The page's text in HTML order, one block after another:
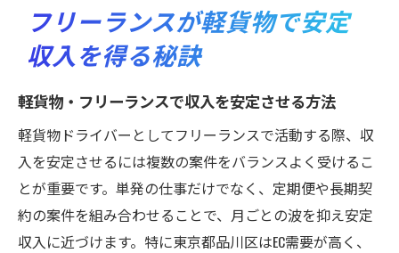
フリーランスが軽貨物で安定
収入を得る秘訣
軽貨物・フリーランスで収入を安定させる方法
軽貨物ドライバーとしてフリーランスで活動する際、収
入を安定させるには複数の案件をバランスよく受けるこ
とが重要です。単発の仕事だけでなく、定期便や長期契
約の案件を組み合わせることで、月ごとの波を抑え安定
収入に近づけます。特に東京都品川区はEC需要が高く、